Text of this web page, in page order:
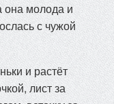
она молода и
с чужой
и растёт
лист за